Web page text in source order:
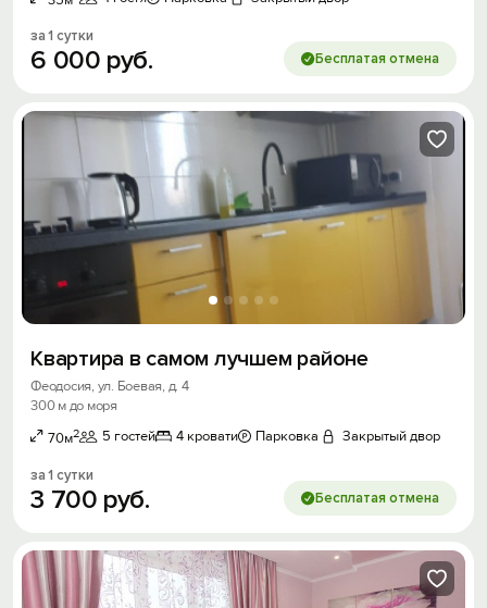
за 1 сутки
6 000 руб. Бесплатая отмена
Квартира в самом лучшем районе
Феодосия, ул. Боевая, д. 4
300 м до моря
70м2 5 гостей 4 кровати Парковка Закрытый двор
за 1 сутки
3 700 руб. Бесплатая отмена